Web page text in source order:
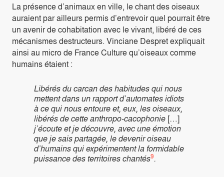
La présence d’animaux en ville, le chant des oiseaux
auraient par ailleurs permis d’entrevoir quel pourrait être
un avenir de cohabitation avec le vivant, libéré de ces
mécanismes destructeurs. Vinciane Despret expliquait
ainsi au micro de France Culture qu’oiseaux comme
humains étaient :
Libérés du carcan des habitudes qui nous
mettent dans un rapport d’automates idiots
à ce qui nous entoure et, eux, les oiseaux,
libérés de cette anthropo-cacophonie […]
j’écoute et je découvre, avec une émotion
que je sais partagée, le devenir oiseau
d’humains qui expérimentent la formidable
puissance des territoires chantés9.